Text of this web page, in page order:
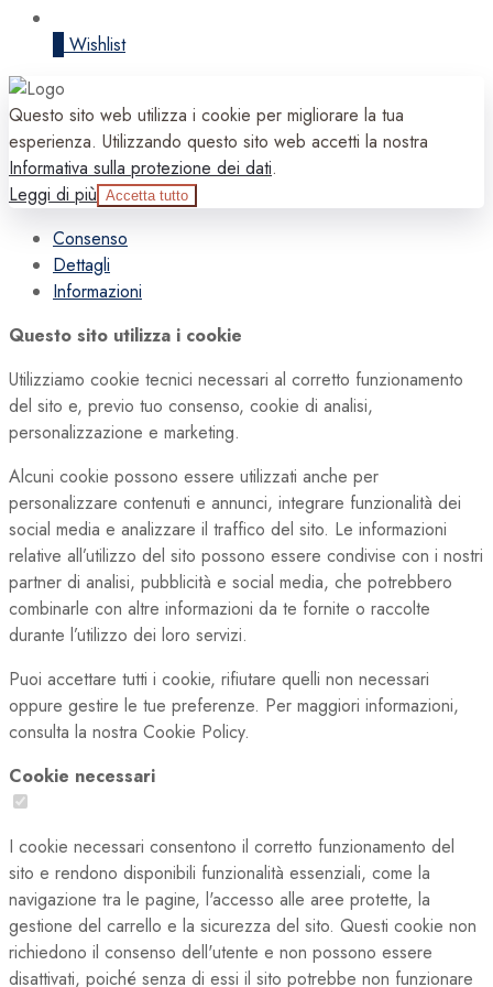
Wishlist
Questo sito web utilizza i cookie per migliorare la tua
esperienza. Utilizzando questo sito web accetti la nostra
Informativa sulla protezione dei dati.
Leggi di più Accetta tutto
Consenso
Dettagli
Informazioni
Questo sito utilizza i cookie
Utilizziamo cookie tecnici necessari al corretto funzionamento
del sito e, previo tuo consenso, cookie di analisi,
personalizzazione e marketing.
Alcuni cookie possono essere utilizzati anche per
personalizzare contenuti e annunci, integrare funzionalità dei
social media e analizzare il traffico del sito. Le informazioni
relative all’utilizzo del sito possono essere condivise con i nostri
partner di analisi, pubblicità e social media, che potrebbero
combinarle con altre informazioni da te fornite o raccolte
durante l’utilizzo dei loro servizi.
Puoi accettare tutti i cookie, rifiutare quelli non necessari
oppure gestire le tue preferenze. Per maggiori informazioni,
consulta la nostra Cookie Policy.
Cookie necessari
I cookie necessari consentono il corretto funzionamento del
sito e rendono disponibili funzionalità essenziali, come la
navigazione tra le pagine, l'accesso alle aree protette, la
gestione del carrello e la sicurezza del sito. Questi cookie non
richiedono il consenso dell'utente e non possono essere
disattivati, poiché senza di essi il sito potrebbe non funzionare